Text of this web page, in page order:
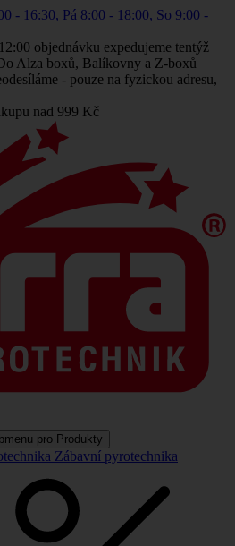
- 16:30, Pá 8:00 - 18:00, So 9:00 -
objednávku expedujeme tentýž
Alza boxů, Balíkovny a Z-boxů
- pouze na fyzickou adresu,
nad 999 Kč
pro Produkty
Zábavní pyrotechnika